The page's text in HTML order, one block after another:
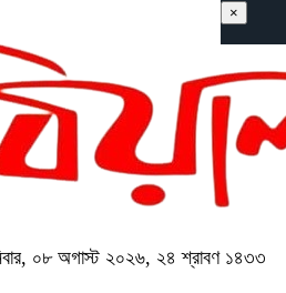
০৮ অগাস্ট ২০২৬, ২৪ শ্রাবণ ১৪৩৩
×